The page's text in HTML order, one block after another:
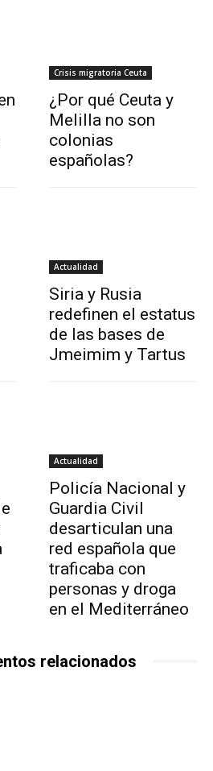
Crisis migratoria Ceuta
¿Por qué Ceuta y
Melilla no son
colonias
españolas?
Actualidad
Siria y Rusia
redefinen el estatus
de las bases de
Jmeimim y Tartus
Actualidad
Policía Nacional y
Guardia Civil
desarticulan una
red española que
traficaba con
personas y droga
en el Mediterráneo
relacionados